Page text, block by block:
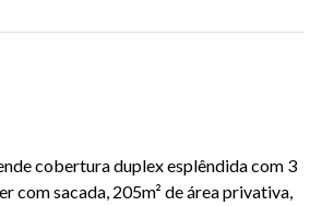
cobertura duplex esplêndida com 3
com sacada, 205m² de área privativa,